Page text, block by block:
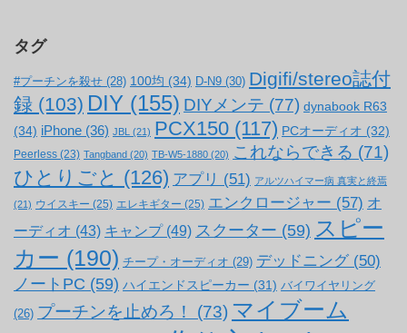
タグ
#プーチンを殺せ (28) 100均 (34) D-N9 (30) Digifi/stereo誌付
録 (103) DIY (155) DIYメンテ (77) dynabook R63
(34) iPhone (36) JBL (21) PCX150 (117) PCオーディオ (32)
Peerless (23) Tangband (20) TB-W5-1880 (20) これならできる (71)
ひとりごと (126) アプリ (51) アルツハイマー病 真実と終焉
(21) ウイスキー (25) エレキギター (25) エンクロージャー (57) オ
ーディオ (43) キャンプ(49) スクーター (59) スピー
カー (190) チープ・オーディオ (29) デッドニング (50)
ノートPC (59) ハイエンドスピーカー (31) バイワイヤリング
(26) プーチンを止めろ！ (73) マイブーム